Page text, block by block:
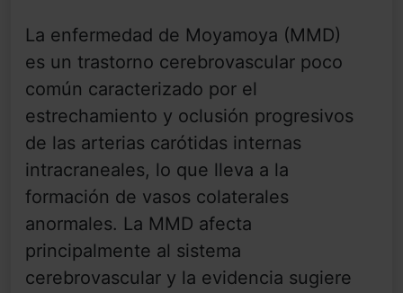
La enfermedad de Moyamoya (MMD)
es un trastorno cerebrovascular poco
común caracterizado por el
estrechamiento y oclusión progresivos
de las arterias carótidas internas
intracraneales, lo que lleva a la
formación de vasos colaterales
anormales. La MMD afecta
principalmente al sistema
cerebrovascular y la evidencia sugiere